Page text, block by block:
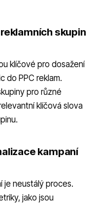
skupin
klíčové pro dosažení
do PPC reklam.
pro různé
klíčová slova
kampaní
je neustálý proces.
jako jsou